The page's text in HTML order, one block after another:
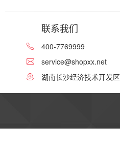
联系我们
400-7769999
service@shopxx.net
湖南长沙经济技术开发区